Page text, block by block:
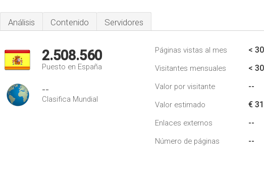
Análisis Contenido Servidores
2.508.560
Puesto en España
--
Clasifica Mundial
Páginas vistas al mes <
Visitantes mensuales <
Valor por visitante --
Valor estimado €
Enlaces externos --
Número de páginas --